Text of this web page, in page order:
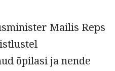
Mailis Reps
õpilasi ja nende